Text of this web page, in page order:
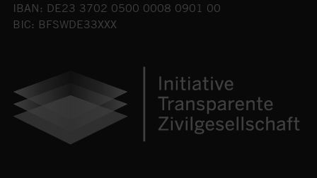
IBAN: DE23 3702 0500 0008 0901 00
BIC: BFSWDE33XXX